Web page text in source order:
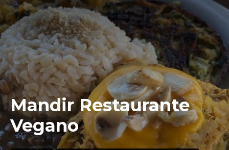
Mandir Restaurante
Vegano